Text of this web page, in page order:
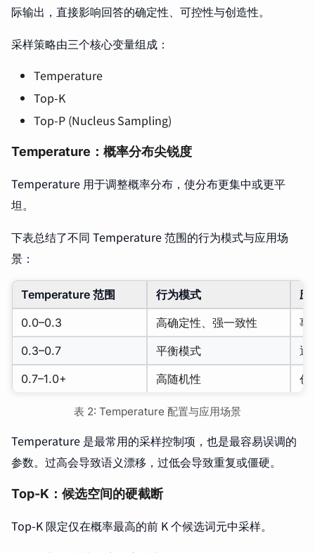
际输出，直接影响回答的确定性、可控性与创造性。
采样策略由三个核心变量组成：
Temperature
Top-K
Top-P (Nucleus Sampling)
Temperature：概率分布尖锐度
Temperature 用于调整概率分布，使分布更集中或更平
坦。
下表总结了不同 Temperature 范围的行为模式与应用场
景：
Temperature 范围 行为模式
应
0.0–0.3
高确定性、强一致性
事
0.3–0.7
平衡模式
通
0.7–1.0+
高随机性 创
表 2: Temperature 配置与应用场景
Temperature 是最常用的采样控制项，也是最容易误调的
参数。过高会导致语义漂移，过低会导致重复或僵硬。
Top-K：候选空间的硬截断
Top-K 限定仅在概率最高的前 K 个候选词元中采样。